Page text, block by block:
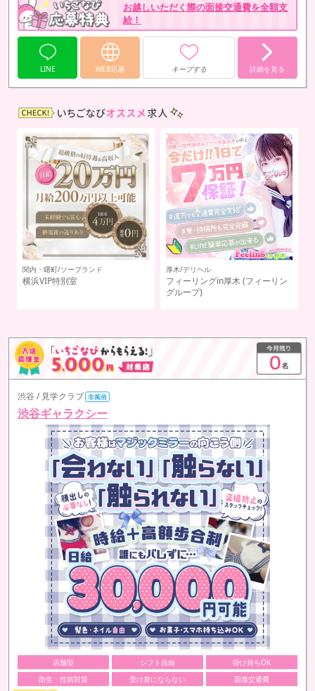
お越しいただく際の面接交通費を全額支
給！
LINE WEB応募 キープする 詳細を見る
渋谷/オナクラ
渋谷ミルク
渋谷 / 見学クラブ 非風俗
渋谷ギャラクシー
店舗型 シフト自由
掛け持ちOK
衛生・性病対策
受け身にならない 面接交通費